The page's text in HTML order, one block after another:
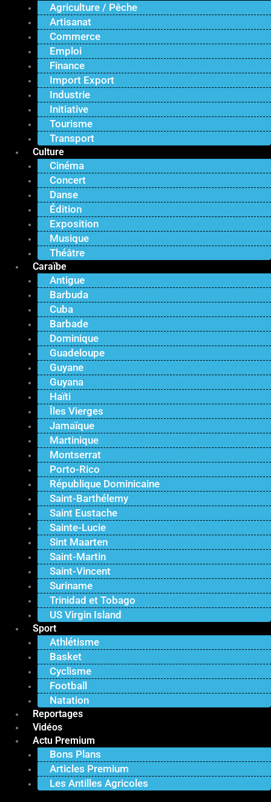
Agriculture / Pêche
Artisanat
Commerce
Emploi
Finance
Import Export
Industrie
Initiative
Tourisme
Transport
Culture
Cinéma
Concert
Danse
Édition
Exposition
Musique
Théâtre
Caraïbe
Antigue
Barbuda
Cuba
Barbade
Dominique
Guadeloupe
Guyane
Guyana
Haïti
Îles Vierges
Jamaïque
Martinique
Montserrat
Porto-Rico
République Dominicaine
Saint-Barthélemy
Saint Eustache
Sainte-Lucie
Sint Maarten
Saint-Martin
Saint-Vincent
Suriname
Trinidad et Tobago
US Virgin Island
Sport
Athlétisme
Basket
Cyclisme
Football
Natation
Reportages
Vidéos
Actu Premium
Bons Plans
Articles Premium
Les Antilles Agricoles